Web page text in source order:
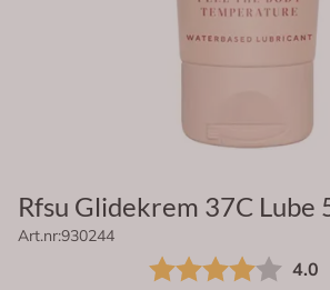
Rfsu Glidekrem 37C Lube
Art.nr:930244
4.0